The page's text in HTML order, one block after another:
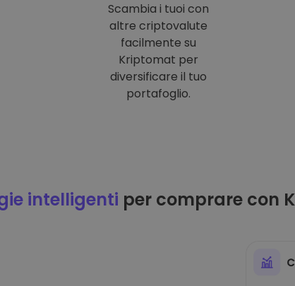
Scambia i tuoi con
altre criptovalute
facilmente su
Kriptomat per
diversificare il tuo
portafoglio.
intelligenti per comprare con